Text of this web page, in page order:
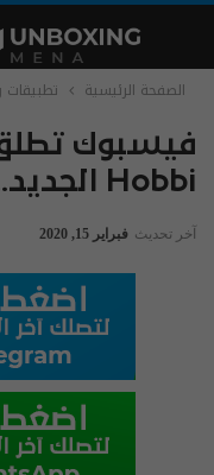
الصفحة الرئيسية تطبيقات
فيسبوك
Hobbi الجديد.. تعرف عليه
آخر تحديث فبراير 15, 2020